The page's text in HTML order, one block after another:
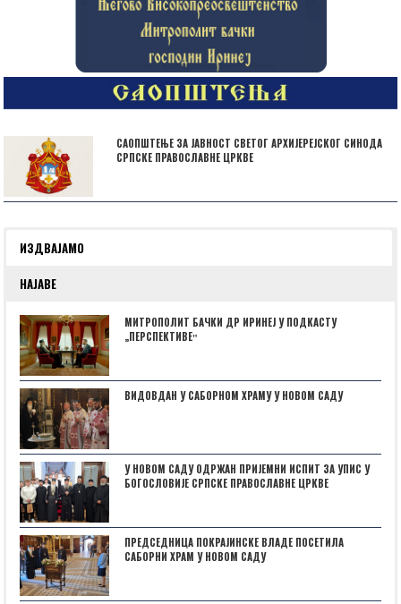
САОПШТЕЊЕ ЗА ЈАВНОСТ СВЕТОГ АРХИЈЕРЕЈСКОГ СИНОДА
СРПСКЕ ПРАВОСЛАВНЕ ЦРКВЕ
ИЗДВАЈАМО
НАЈАВЕ
МИТРОПОЛИТ БАЧКИ ДР ИРИНЕЈ У ПОДКАСТУ
„ПЕРСПЕКТИВЕˮ
ВИДОВДАН У САБОРНОМ ХРАМУ У НОВОМ САДУ
У НОВОМ САДУ ОДРЖАН ПРИЈЕМНИ ИСПИТ ЗА УПИС У
БОГОСЛОВИЈЕ СРПСКЕ ПРАВОСЛАВНЕ ЦРКВЕ
ПРЕДСЕДНИЦА ПОКРАЈИНСКЕ ВЛАДЕ ПОСЕТИЛА
САБОРНИ ХРАМ У НОВОМ САДУ